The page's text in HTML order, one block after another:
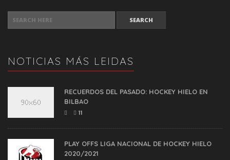
NOTICIAS MÁS LEIDAS
RECUERDOS DEL PASADO: HOCKEY HIELO EN
BILBAO
11
PLAY OFFS LIGA NACIONAL DE HOCKEY HIELO
2020/2021